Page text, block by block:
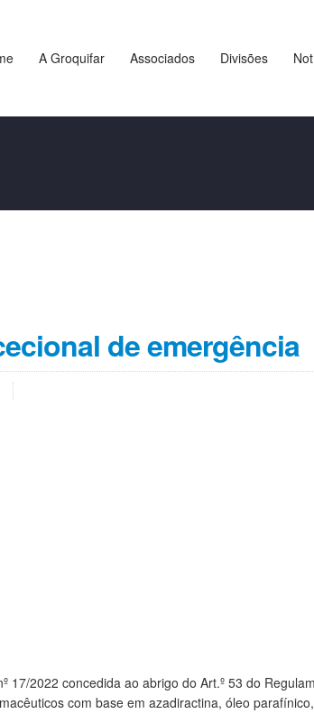
A Groquifar Associados Divisões
de emergência
17/2022 concedida ao abrigo do Art.º 53 do
com base em azadiractina, óleo